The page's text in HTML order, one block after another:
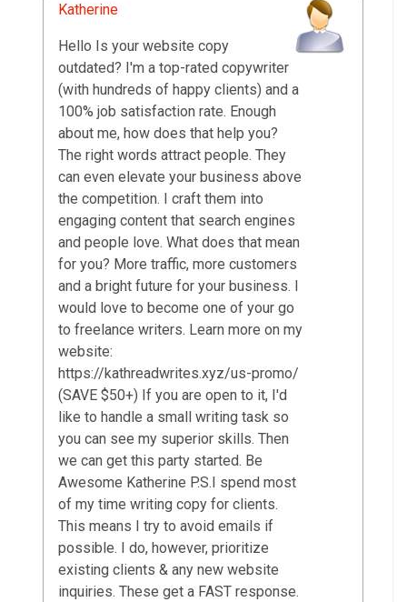
Katherine
Hello Is your website copy
outdated? I'm a top-rated copywriter
(with hundreds of happy clients) and a
100% job satisfaction rate. Enough
about me, how does that help you?
The right words attract people. They
can even elevate your business above
the competition. I craft them into
engaging content that search engines
and people love. What does that mean
for you? More traffic, more customers
and a bright future for your business. I
would love to become one of your go
to freelance writers. Learn more on my
website:
https://kathreadwrites.xyz/us-promo/
(SAVE $50+) If you are open to it, I'd
like to handle a small writing task so
you can see my superior skills. Then
we can get this party started. Be
Awesome Katherine P.S.I spend most
of my time writing copy for clients.
This means I try to avoid emails if
possible. I do, however, prioritize
existing clients & any new website
inquiries. These get a FAST response.